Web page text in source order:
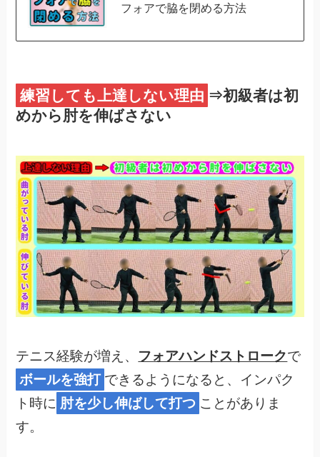
フォアで脇を閉める方法
練習しても上達しない理由 ⇒初級者は初
めから肘を伸ばさない
テニス経験が増え、 フォアハンドストロークで
ボールを強打 できるようになると、インパク
ト時に 肘を少し伸ばして打つ ことがありま
す。